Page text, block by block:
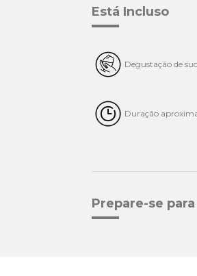
Está Incluso
Degustação de
Duração
Prepare-se